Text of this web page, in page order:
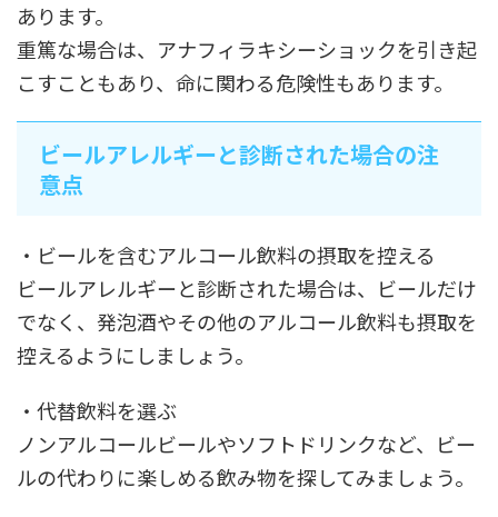
あります。
重篤な場合は、アナフィラキシーショックを引き起
こすこともあり、命に関わる危険性もあります。
ビールアレルギーと診断された場合の注
意点
・ビールを含むアルコール飲料の摂取を控える
ビールアレルギーと診断された場合は、ビールだけ
でなく、発泡酒やその他のアルコール飲料も摂取を
控えるようにしましょう。
・代替飲料を選ぶ
ノンアルコールビールやソフトドリンクなど、ビー
ルの代わりに楽しめる飲み物を探してみましょう。